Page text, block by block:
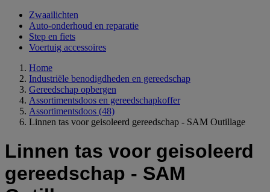
Zwaailichten
Auto-onderhoud en reparatie
Step en fiets
Voertuig accessoires
Home
Industriële benodigdheden en gereedschap
Gereedschap opbergen
Assortimentsdoos en gereedschapkoffer
Assortimentsdoos (48)
Linnen tas voor geisoleerd gereedschap - SAM Outillage
Linnen tas voor geisoleerd
gereedschap - SAM